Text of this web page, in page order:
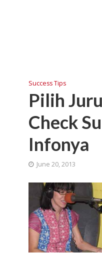
Success Tips
Pilih
Check
Infonya
June 20, 2013